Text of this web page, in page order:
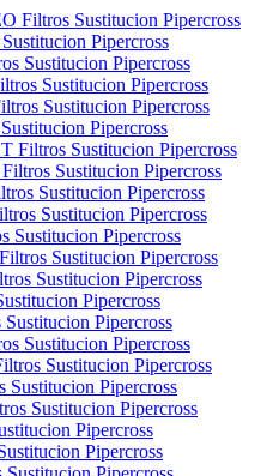
Filtros Sustitucion Pipercross
Pipercross
Sustitucion Pipercross
Sustitucion Pipercross
Sustitucion Pipercross
Pipercross
Filtros Sustitucion Pipercross
Sustitucion Pipercross
Sustitucion Pipercross
Sustitucion Pipercross
Sustitucion Pipercross
Sustitucion Pipercross
Sustitucion Pipercross
Pipercross
Pipercross
Sustitucion Pipercross
Sustitucion Pipercross
Pipercross
Sustitucion Pipercross
Pipercross
Pipercross